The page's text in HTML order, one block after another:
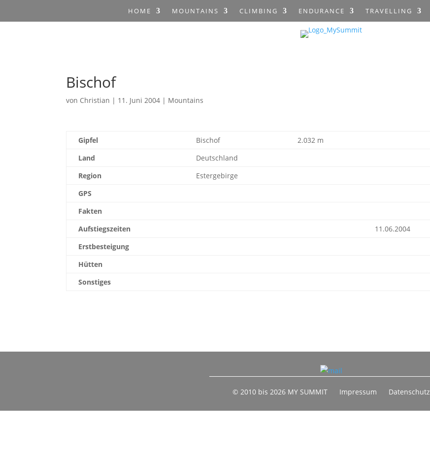
HOME MOUNTAINS CLIMBING ENDURANCE TRAVELLING
Bischof
von Christian | 11. Juni 2004 | Mountains
Gipfel Bischof
2.032 m
Land
Deutschland
Region
Estergebirge
GPS
Fakten
Aufstiegszeiten
11.06.2004
Erstbesteigung
Hütten
Sonstiges
© 2010 bis 2026 MY SUMMIT Impressum Datenschutz